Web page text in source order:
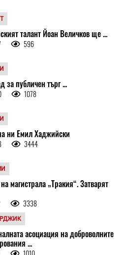
талант Йоан Величков ще ...
596
за публичен търг ...
1078
ни Емил Хаджийски
3444
магистрала „Тракия“. Затварят
3338
асоциация на доброволните
...